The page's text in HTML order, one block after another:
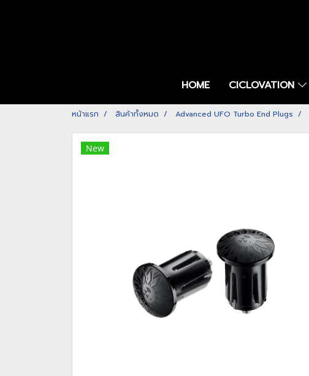
HOME CICLOVATION
หน้าแรก สินค้าทั้งหมด Advanced UFO Turbo End Plugs
New